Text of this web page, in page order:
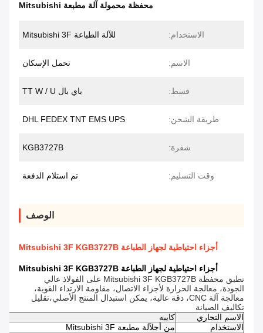
محفظة محمولة آلة مطبعة Mitsubishi
الاستخدام: للآلة الطباعة Mitsubishi 3F
الاسم: تحمل الإسكان
قسط: باي بال TT W / U
طريقة الشحن: DHL FEDEX TNT EMS UPS
شفرة: KGB3727B
وقت التسليم: تم استلام الدفعة
الوصف
أجزاء احتياطية لجهاز الطباعة Mitsubishi 3F KGB3727B
أجزاء احتياطية لجهاز الطباعة Mitsubishi 3F KGB3727B
تطبق محفظة Mitsubishi 3F KGB3727B على الفولاذ عالي
الجودة، معالجة الحرارة لأجزاء الاتصال، مقاومة الارتداء القوية،
معالجة آلة CNC، دقة عالية، يمكن استبدال المنتج الأصلي،تقليل
تكاليف الصيانة
الاسم التجاري
كاييه
الاستخدام
من أجلآلة مطبعة Mitsubishi 3F